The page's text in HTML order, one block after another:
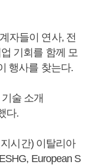
자들이 연사, 전
기회를 함께 모
행사를 찾는다.
술 소개
다.
시간) 이탈리아
European S